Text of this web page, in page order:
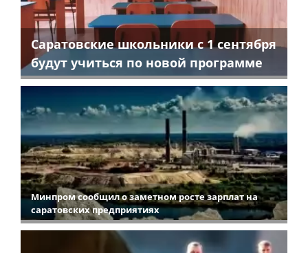
Саратовские школьники с 1 сентября
будут учиться по новой программе
Минпром сообщил о заметном росте зарплат на
саратовских предприятиях